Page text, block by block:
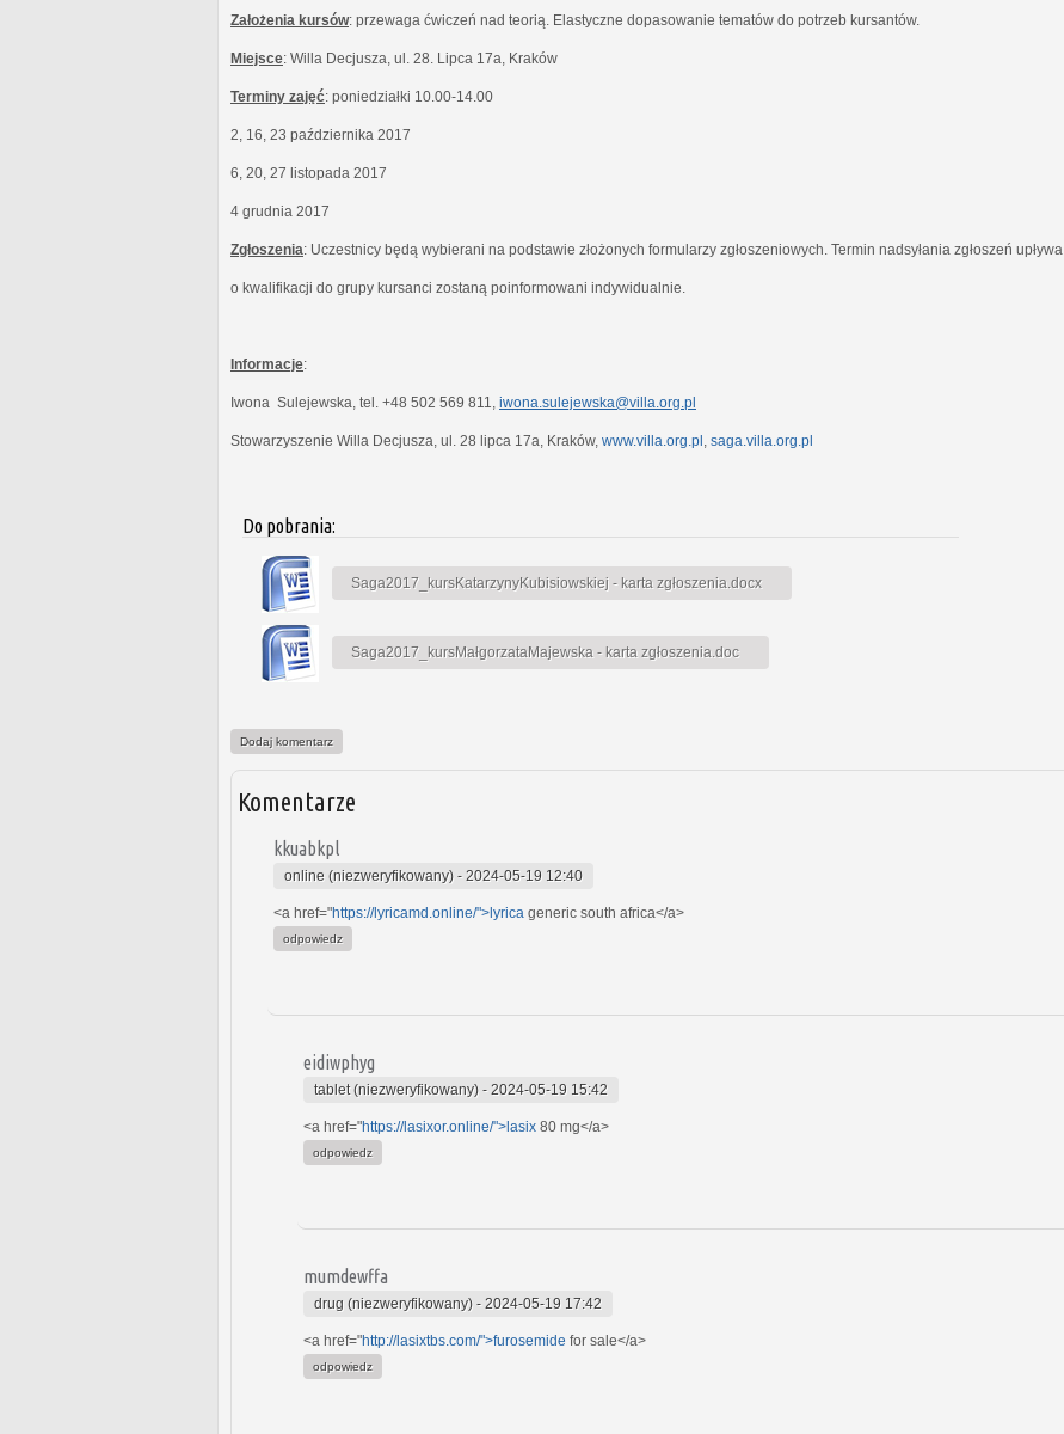
Założenia kursów: przewaga ćwiczeń nad teorią. Elastyczne dopasowanie tematów do potrzeb kursantów.
Miejsce: Willa Decjusza, ul. 28. Lipca 17a, Kraków
Terminy zajęć: poniedziałki 10.00-14.00
2, 16, 23 października 2017
6, 20, 27 listopada 2017
4 grudnia 2017
Zgłoszenia: Uczestnicy będą wybierani na podstawie złożonych formularzy zgłoszeniowych. Termin nadsyłania zgłoszeń upływa
o kwalifikacji do grupy kursanci zostaną poinformowani indywidualnie.
Informacje:
Iwona Sulejewska, tel. +48 502 569 811, iwona.sulejewska@villa.org.pl
Stowarzyszenie Willa Decjusza, ul. 28 lipca 17a, Kraków, www.villa.org.pl , saga.villa.org.pl
Do pobrania:
Saga2017_kursKatarzynyKubisiowskiej - karta zgłoszenia.docx
Saga2017_kursMałgorzataMajewska - karta zgłoszenia.doc
Dodaj komentarz
Komentarze
kkuabkpl
online (niezweryfikowany) - 2024-05-19 12:40
<a href="https://lyricamd.online/">lyrica generic south africa</a>
odpowiedz
eidiwphyg
tablet (niezweryfikowany) - 2024-05-19 15:42
<a href="https://lasixor.online/">lasix 80 mg</a>
odpowiedz
mumdewffa
drug (niezweryfikowany) - 2024-05-19 17:42
<a href="http://lasixtbs.com/">furosemide for sale</a>
odpowiedz